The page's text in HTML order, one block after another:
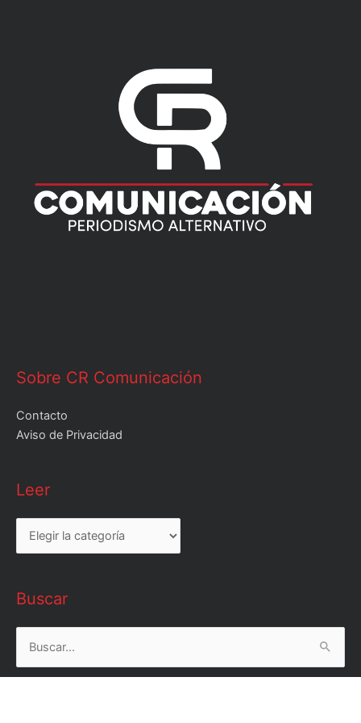
Sobre CR Comunicación
Contacto
Aviso de Privacidad
Leer
Leer
Buscar
Buscar
por: